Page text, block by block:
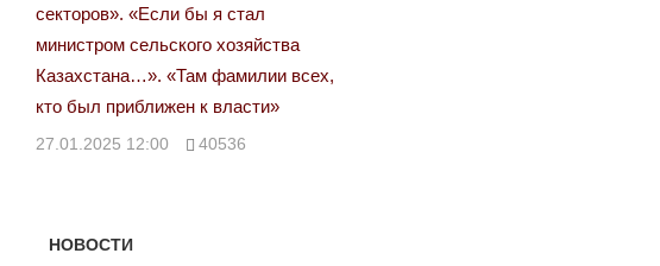
секторов». «Если бы я стал
министром сельского хозяйства
Казахстана…». «Там фамилии всех,
кто был приближен к власти»
27.01.2025 12:00 40536
НОВОСТИ